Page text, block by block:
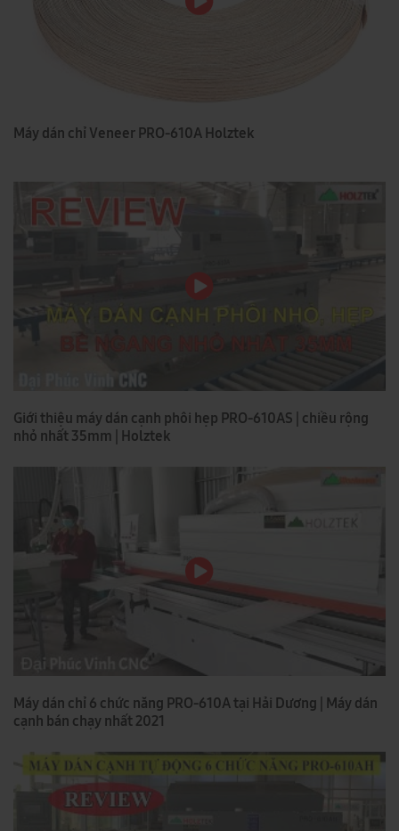
Máy dán chỉ Veneer PRO-610A Holztek
Giới thiệu máy dán cạnh phôi hẹp PRO-610AS | chiều rộng
nhỏ nhất 35mm | Holztek
Máy dán chỉ 6 chức năng PRO-610A tại Hải Dương | Máy dán
cạnh bán chạy nhất 2021